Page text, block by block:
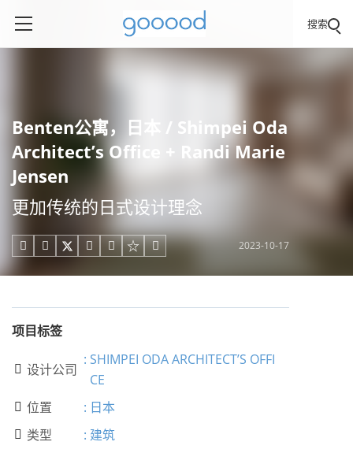
搜索
Benten公寓，日本 / Shimpei Oda
Architect’s Office + Randi Marie
Jensen
更加传统的日式设计理念
     2023-10-17
项目标签
 设计公司
: SHIMPEI ODA ARCHITECT’S OFFI
CE
 位置 : 日本
 类型 : 建筑